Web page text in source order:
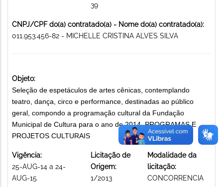
39
CNPJ/CPF do(a) contratado(a) - Nome do(a) contratado(a):
011.953.456-82 - MICHELLE CRISTINA ALVES SILVA
Objeto:
Seleção de espetáculos de artes cênicas, contemplando
teatro, dança, circo e performance, destinadas ao público
geral, compondo a programação cultural da Fundação
Municipal de Cultura para o ano de 2014. PROGRAMAS E
PROJETOS CULTURAIS
Vigência:
25-AUG-14 a 24-
AUG-15
Licitação de
Origem:
1/2013
Modalidade da
licitação:
CONCORRENCIA